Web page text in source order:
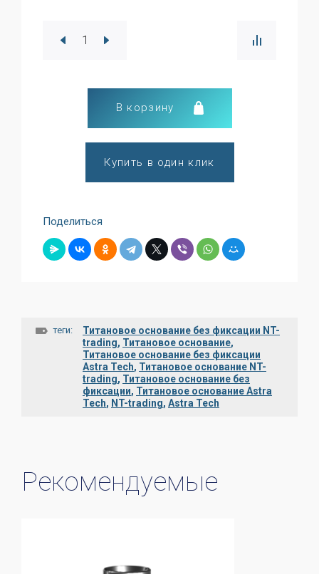
В корзину
Купить в один клик
Поделиться
теги:
Титановое основание без фиксации NT-
trading, Титановое основание,
Титановое основание без фиксации
Astra Tech, Титановое основание NT-
trading, Титановое основание без
фиксации, Титановое основание Astra
Tech, NT-trading, Astra Tech
Рекомендуемые